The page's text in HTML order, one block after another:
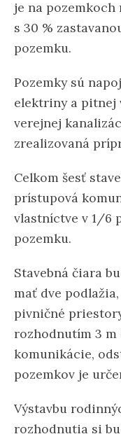
je na pozemkoch
s 30 %
pozemku.
Pozemky sú
elektriny a pitnej
verejnej
zrealizovaná
Celkom šesť
prístupová
vlastníctve v 1/6
pozemku.
Stavebná čiara
mať dve
pivničné
rozhodnutím 3
komunikácie,
pozemkov je
Výstavbu
rozhodnutia si